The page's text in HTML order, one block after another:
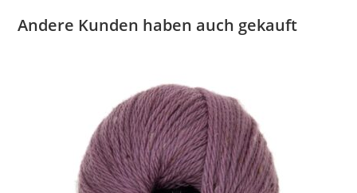
Andere Kunden haben auch gekauft